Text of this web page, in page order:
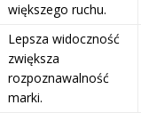
większego ruchu.
Lepsza widoczność
zwiększa
rozpoznawalność
marki.